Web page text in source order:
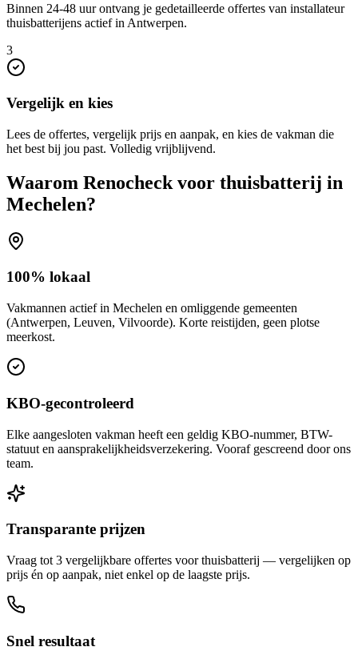
Binnen 24-48 uur ontvang je gedetailleerde offertes van installateur
thuisbatterijens actief in Antwerpen.
3
Vergelijk en kies
Lees de offertes, vergelijk prijs en aanpak, en kies de vakman die
het best bij jou past. Volledig vrijblijvend.
Waarom Renocheck voor thuisbatterij in
Mechelen?
100% lokaal
Vakmannen actief in Mechelen en omliggende gemeenten
(Antwerpen, Leuven, Vilvoorde). Korte reistijden, geen plotse
meerkost.
KBO-gecontroleerd
Elke aangesloten vakman heeft een geldig KBO-nummer, BTW-
statuut en aansprakelijkheidsverzekering. Vooraf gescreend door ons
team.
Transparante prijzen
Vraag tot 3 vergelijkbare offertes voor thuisbatterij — vergelijken op
prijs én op aanpak, niet enkel op de laagste prijs.
Snel resultaat